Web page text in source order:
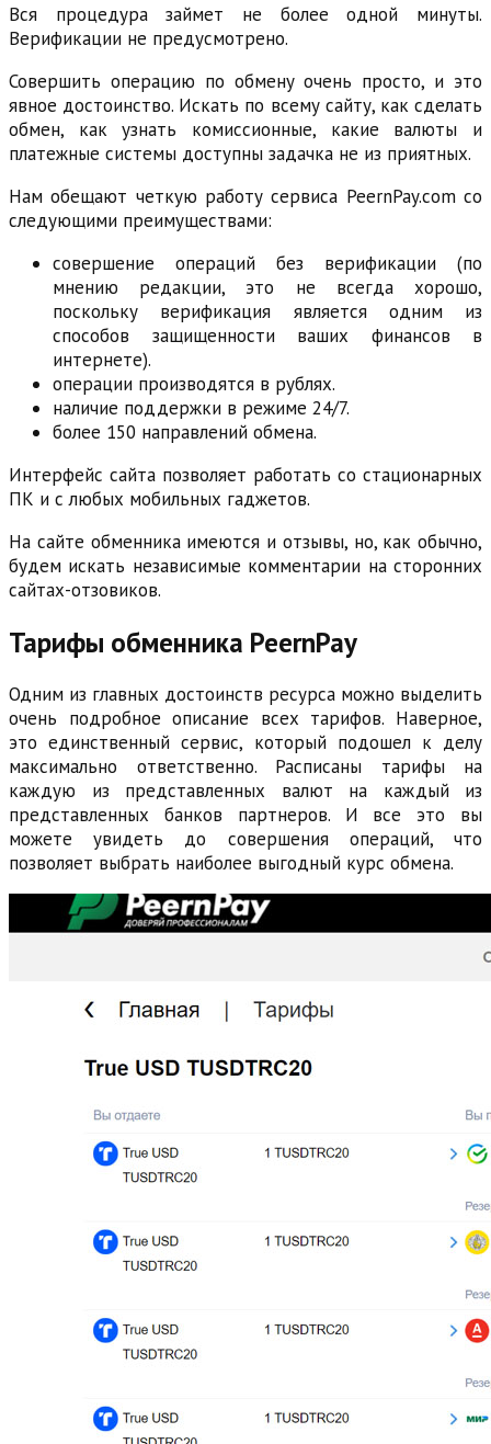
Вся процедура займет не более одной минуты.
Верификации не предусмотрено.
Совершить операцию по обмену очень просто, и это
явное достоинство. Искать по всему сайту, как сделать
обмен, как узнать комиссионные, какие валюты и
платежные системы доступны задачка не из приятных.
Нам обещают четкую работу сервиса PeernPay.com со
следующими преимуществами:
совершение операций без верификации (по
мнению редакции, это не всегда хорошо,
поскольку верификация является одним из
способов защищенности ваших финансов в
интернете).
операции производятся в рублях.
наличие поддержки в режиме 24/7.
более 150 направлений обмена.
Интерфейс сайта позволяет работать со стационарных
ПК и с любых мобильных гаджетов.
На сайте обменника имеются и отзывы, но, как обычно,
будем искать независимые комментарии на сторонних
сайтах-отзовиков.
Тарифы обменника PeernPay
Одним из главных достоинств ресурса можно выделить
очень подробное описание всех тарифов. Наверное,
это единственный сервис, который подошел к делу
максимально ответственно. Расписаны тарифы на
каждую из представленных валют на каждый из
представленных банков партнеров. И все это вы
можете увидеть до совершения операций, что
позволяет выбрать наиболее выгодный курс обмена.